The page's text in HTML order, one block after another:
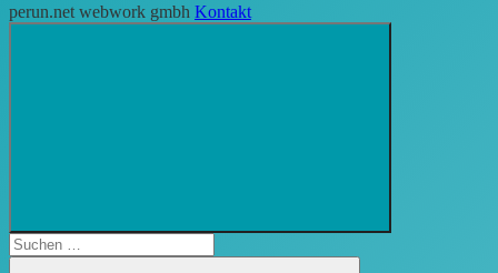
perun.net webwork gmbh Kontakt
öffnen
Suchen
nach: